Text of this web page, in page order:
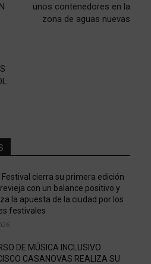
unos contenedores en la
zona de aguas nuevas
Festival cierra su primera edición
con un balance positivo y
la apuesta de la ciudad por los
festivales
DE MÚSICA INCLUSIVO
CASANOVAS REALIZA SU